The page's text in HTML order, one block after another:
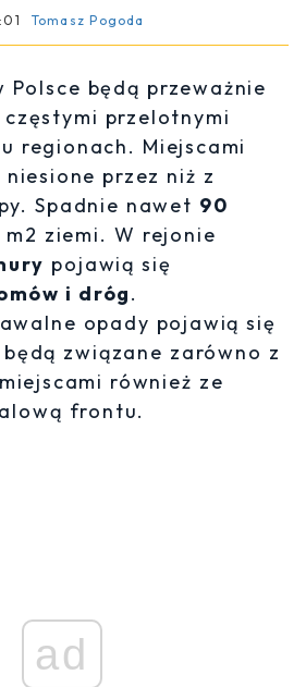
Tomasz Pogoda
Polsce będą przeważnie
częstymi przelotnymi
regionach. Miejscami
niesione przez niż z
Spadnie nawet 90
m2 ziemi. W rejonie
pojawią się
i dróg.
opady pojawią się
związane zarówno z
również ze
frontu.
ad